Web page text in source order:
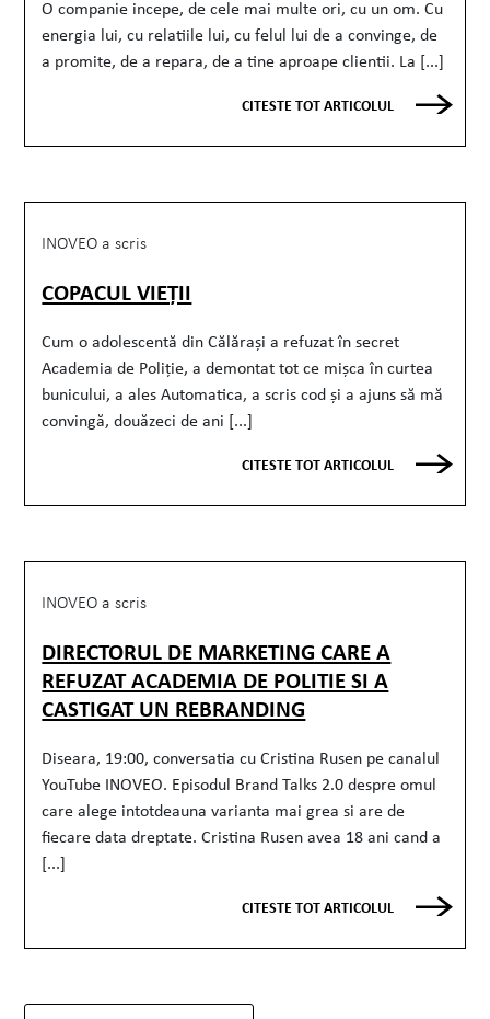
O companie incepe, de cele mai multe ori, cu un om. Cu
energia lui, cu relatiile lui, cu felul lui de a convinge, de
a promite, de a repara, de a tine aproape clientii. La [...]
CITESTE TOT ARTICOLUL
INOVEO a scris
COPACUL VIEȚII
Cum o adolescentă din Călărași a refuzat în secret
Academia de Poliție, a demontat tot ce mișca în curtea
bunicului, a ales Automatica, a scris cod și a ajuns să mă
convingă, douăzeci de ani [...]
CITESTE TOT ARTICOLUL
INOVEO a scris
DIRECTORUL DE MARKETING CARE A
REFUZAT ACADEMIA DE POLITIE SI A
CASTIGAT UN REBRANDING
Diseara, 19:00, conversatia cu Cristina Rusen pe canalul
YouTube INOVEO. Episodul Brand Talks 2.0 despre omul
care alege intotdeauna varianta mai grea si are de
fiecare data dreptate. Cristina Rusen avea 18 ani cand a
[...]
CITESTE TOT ARTICOLUL